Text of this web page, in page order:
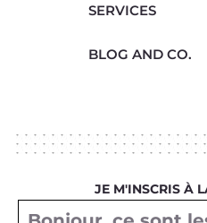
SERVICES
BLOG AND CO.
JE M'INSCRIS À